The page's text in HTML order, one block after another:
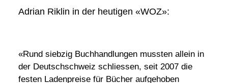
Adrian Riklin in der heutigen «WOZ»:
«Rund siebzig Buchhandlungen mussten allein in
der Deutschschweiz schliessen, seit 2007 die
festen Ladenpreise für Bücher aufgehoben